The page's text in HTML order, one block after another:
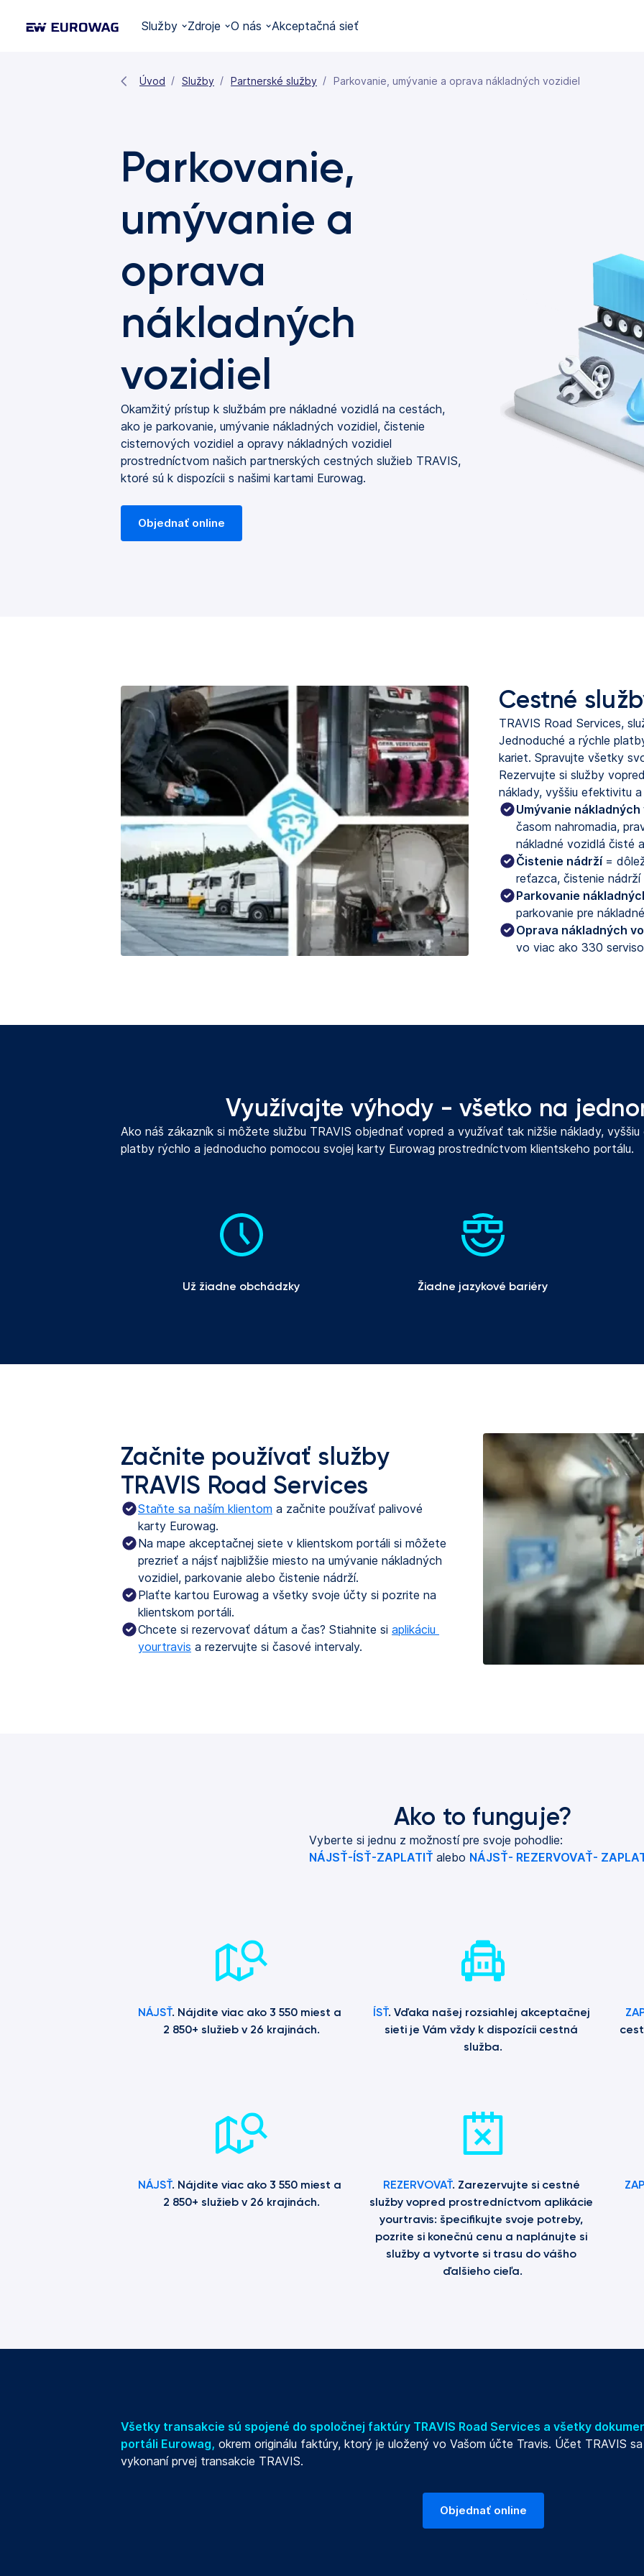
Služby Zdroje O nás Akceptačná sieť
Úvod Služby Partnerské služby Parkovanie, umývanie a oprava nákladných vozidiel
Parkovanie,
umývanie a
oprava
nákladných
vozidiel
Okamžitý prístup k službám pre nákladné vozidlá na cestách,
ako je parkovanie, umývanie nákladných vozidiel, čistenie
cisternových vozidiel a opravy nákladných vozidiel
prostredníctvom našich partnerských cestných služieb TRAVIS,
ktoré sú k dispozícii s našimi kartami Eurowag.
Objednať online
Cestné
TRAVIS Road Services,
Jednoduché a rýchle
kariet. Spravujte všetky
Rezervujte si služby
náklady, vyššiu efektivitu
Umývanie
časom nahromadia,
nákladné vozidlá čisté
Čistenie nádrží =
reťazca, čistenie
Parkovanie
parkovanie pre
Oprava nákladných
vo viac ako 330
Využívajte výhody - všetko na
Ako náš zákazník si môžete službu TRAVIS objednať vopred a využívať tak nižšie náklady,
platby rýchlo a jednoducho pomocou svojej karty Eurowag prostredníctvom klientskeho portálu.
Už žiadne obchádzky Žiadne jazykové bariéry
Začnite používať služby
TRAVIS Road Services
Staňte sa naším klientom a začnite používať palivové
karty Eurowag.
Na mape akceptačnej siete v klientskom portáli si môžete
prezrieť a nájsť najbližšie miesto na umývanie nákladných
vozidiel, parkovanie alebo čistenie nádrží.
Plaťte kartou Eurowag a všetky svoje účty si pozrite na
klientskom portáli.
Chcete si rezervovať dátum a čas? Stiahnite si aplikáciu
yourtravis a rezervujte si časové intervaly.
Ako to funguje?
Vyberte si jednu z možností pre svoje pohodlie:
NÁJSŤ-ÍSŤ-ZAPLATIŤ alebo NÁJSŤ- REZERVOVAŤ-
NÁJSŤ. Nájdite viac ako 3 550 miest a
2 850+ služieb v 26 krajinách.
ÍSŤ. Vďaka našej rozsiahlej akceptačnej
sieti je Vám vždy k dispozícii cestná
služba.
NÁJSŤ. Nájdite viac ako 3 550 miest a
2 850+ služieb v 26 krajinách.
REZERVOVAŤ. Zarezervujte si cestné
služby vopred prostredníctvom aplikácie
yourtravis: špecifikujte svoje potreby,
pozrite si konečnú cenu a naplánujte si
služby a vytvorte si trasu do vášho
ďalšieho cieľa.
Všetky transakcie sú spojené do spoločnej faktúry TRAVIS Road Services a všetky
portáli Eurowag, okrem originálu faktúry, ktorý je uložený vo Vašom účte Travis. Účet TRAVIS
vykonaní prvej transakcie TRAVIS.
Objednať online